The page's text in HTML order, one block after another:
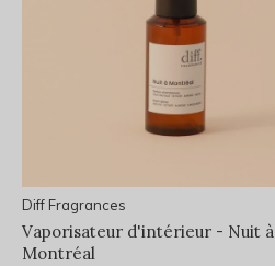
Diff Fragrances
Vaporisateur d'intérieur - Nuit à
Montréal